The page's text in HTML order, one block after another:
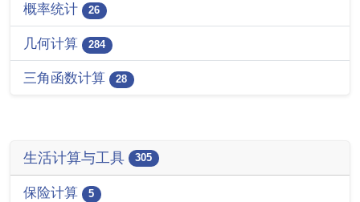
概率统计 26
几何计算 284
三角函数计算 28
生活计算与工具 305
保险计算 5